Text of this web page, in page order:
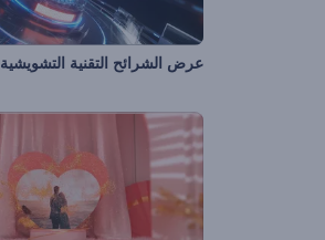
عرض الشرائح التقنية التشويشية